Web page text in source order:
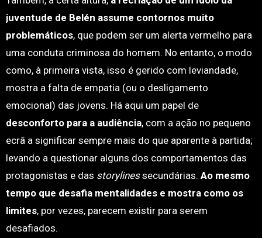
juventude de Belén assume contornos muito
problemáticos, que podem ser um alerta vermelho para
uma conduta criminosa do homem. No entanto, o modo
como, à primeira vista, isso é gerido com leviandade,
mostra a falta de empatia (ou o desligamento
emocional) das jovens. Há aqui um papel de
desconforto para a audiência, com a ação no pequeno
ecrã a significar sempre mais do que aparente à partida;
levando a questionar alguns dos comportamentos das
protagonistas e das storylinessecundárias. Ao mesmo
tempo que desafia mentalidades e mostra como os
limites, por vezes, parecem existir para serem
desafiados.